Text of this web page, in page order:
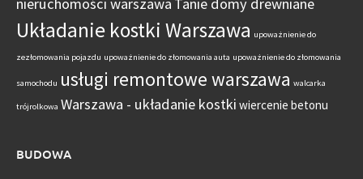
nieruchomości warszawa Tanie domy drewniane
Układanie kostki Warszawa upoważnienie do
zezłomowania pojazdu upoważnienie do złomowania auta upoważnienie do złomowania
samochodu usługi remontowe warszawa walcarka
trójrolkowa Warszawa - układanie kostki wiercenie betonu
BUDOWA